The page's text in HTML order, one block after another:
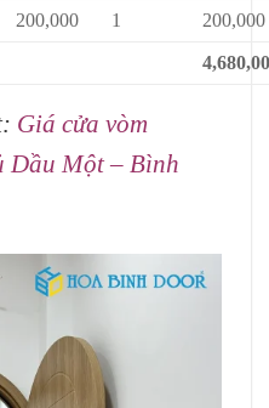
200,000 1 200,000
Giá cửa vòm
Dầu Một – Bình